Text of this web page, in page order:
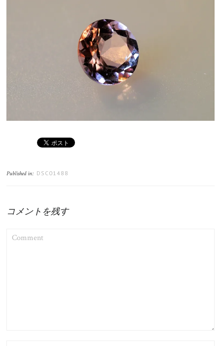
Published in: DSC01488
コメントを残す